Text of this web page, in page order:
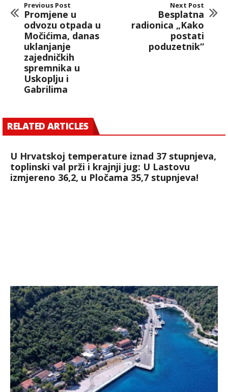
Previous Post
Promjene u
odvozu otpada u
Močićima, danas
uklanjanje
zajedničkih
spremnika u
Uskoplju i
Gabrilima
Next Post
Besplatna
radionica „Kako
postati
poduzetnik“
RELATED ARTICLES
U Hrvatskoj temperature iznad 37 stupnjeva,
toplinski val prži i krajnji jug: U Lastovu
izmjereno 36,2, u Pločama 35,7 stupnjeva!